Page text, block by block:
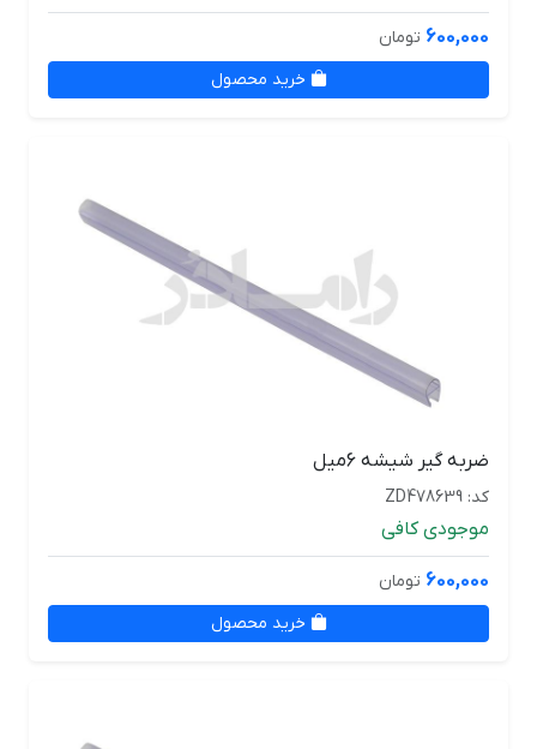
600,000 تومان
خرید محصول
ضربه گیر شیشه 6میل
کد: ZD478639
موجودی کافی
600,000 تومان
خرید محصول